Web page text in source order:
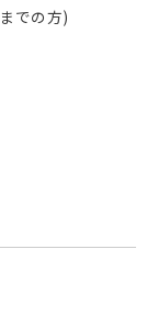
での方)